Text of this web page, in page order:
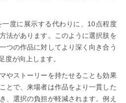
度に展示する代わりに、10点程度
法があります。このように選択肢を
つの作品に対してより深く向き合う
度が向上します。
やストーリーを持たせることも効果
とで、来場者は作品をより一貫した
、選択の負担が軽減されます。例え